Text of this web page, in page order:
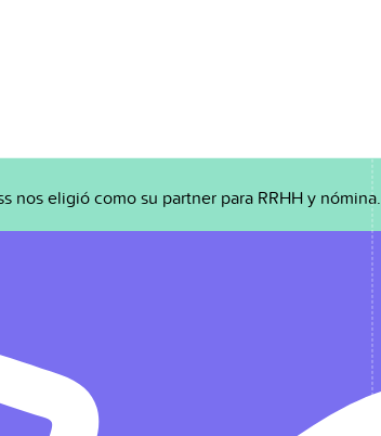
nos eligió como su partner para RRHH y nómina.